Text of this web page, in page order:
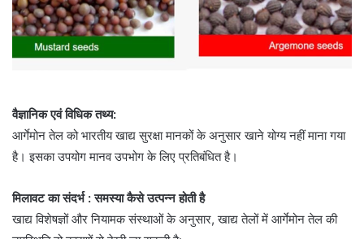
वैज्ञानिक एवं विधिक तथ्य:
आर्गेमोन तेल को भारतीय खाद्य सुरक्षा मानकों के अनुसार खाने योग्य नहीं माना गया
है। इसका उपयोग मानव उपभोग के लिए प्रतिबंधित है।
मिलावट का संदर्भ : समस्या कैसे उत्पन्न होती है
खाद्य विशेषज्ञों और नियामक संस्थाओं के अनुसार, खाद्य तेलों में आर्गेमोन तेल की